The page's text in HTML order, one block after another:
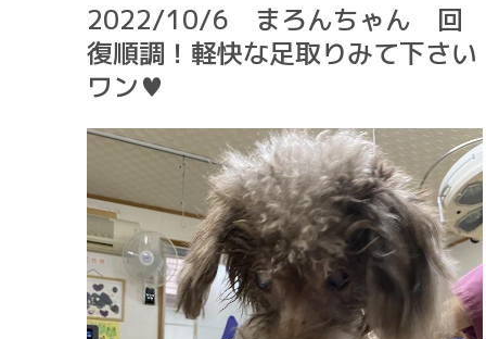
2022/10/6 まろんちゃん 回
復順調！軽快な足取りみて下さい
ワン♥